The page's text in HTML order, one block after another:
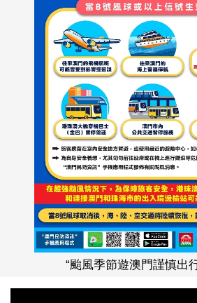
“颱風季節遊澳門謹慎出